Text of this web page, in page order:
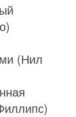
(Нил